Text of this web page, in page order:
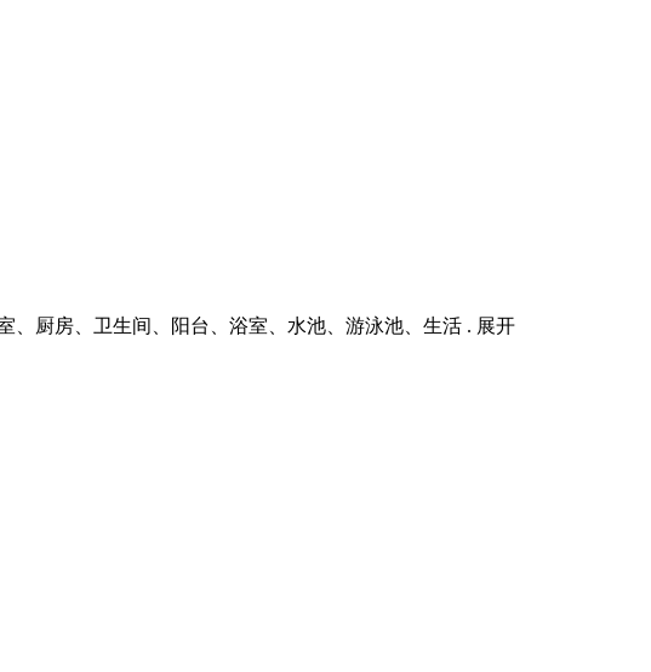
厨房、卫生间、阳台、浴室、水池、游泳池、生活 . 展开